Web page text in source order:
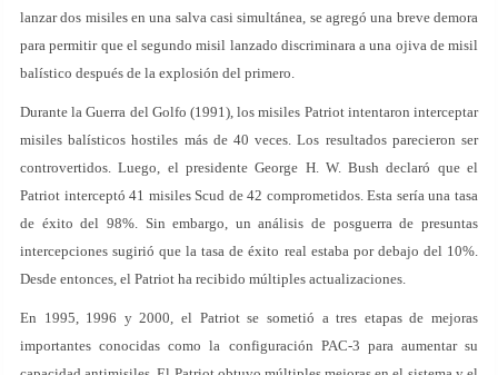
lanzar dos misiles en una salva casi simultánea, se agregó una breve demora
para permitir que el segundo misil lanzado discriminara a una ojiva de misil
balístico después de la explosión del primero.
Durante la Guerra del Golfo (1991), los misiles Patriot intentaron interceptar
misiles balísticos hostiles más de 40 veces. Los resultados parecieron ser
controvertidos. Luego, el presidente George H. W. Bush declaró que el
Patriot interceptó 41 misiles Scud de 42 comprometidos. Esta sería una tasa
de éxito del 98%. Sin embargo, un análisis de posguerra de presuntas
intercepciones sugirió que la tasa de éxito real estaba por debajo del 10%.
Desde entonces, el Patriot ha recibido múltiples actualizaciones.
En 1995, 1996 y 2000, el Patriot se sometió a tres etapas de mejoras
importantes conocidas como la configuración PAC-3 para aumentar su